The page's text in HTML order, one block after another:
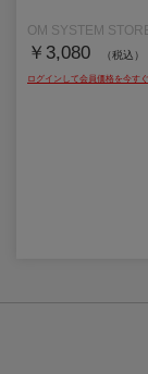
￥3,080 （税込）